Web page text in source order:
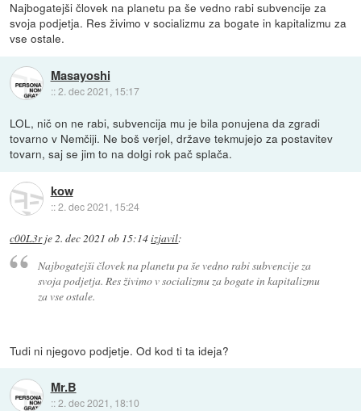
Najbogatejši človek na planetu pa še vedno rabi subvencije za
svoja podjetja. Res živimo v socializmu za bogate in kapitalizmu za
vse ostale.
Masayoshi
::2. dec 2021, 15:17
LOL, nič on ne rabi, subvencija mu je bila ponujena da zgradi
tovarno v Nemčiji. Ne boš verjel, države tekmujejo za postavitev
tovarn, saj se jim to na dolgi rok pač splača.
kow
::2. dec 2021, 15:24
c00L3rje2. dec 2021 ob 15:14izjavil:
Najbogatejši človek na planetu pa še vedno rabi subvencije za
svoja podjetja. Res živimo v socializmu za bogate in kapitalizmu
za vse ostale.
Tudi ni njegovo podjetje. Od kod ti ta ideja?
Mr.B
::2. dec 2021, 18:10